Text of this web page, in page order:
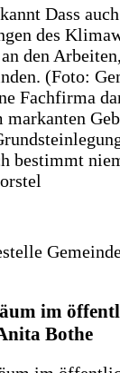
Dass
des
den
(Foto:
Fachfirma
bestimmt
im
Bothe